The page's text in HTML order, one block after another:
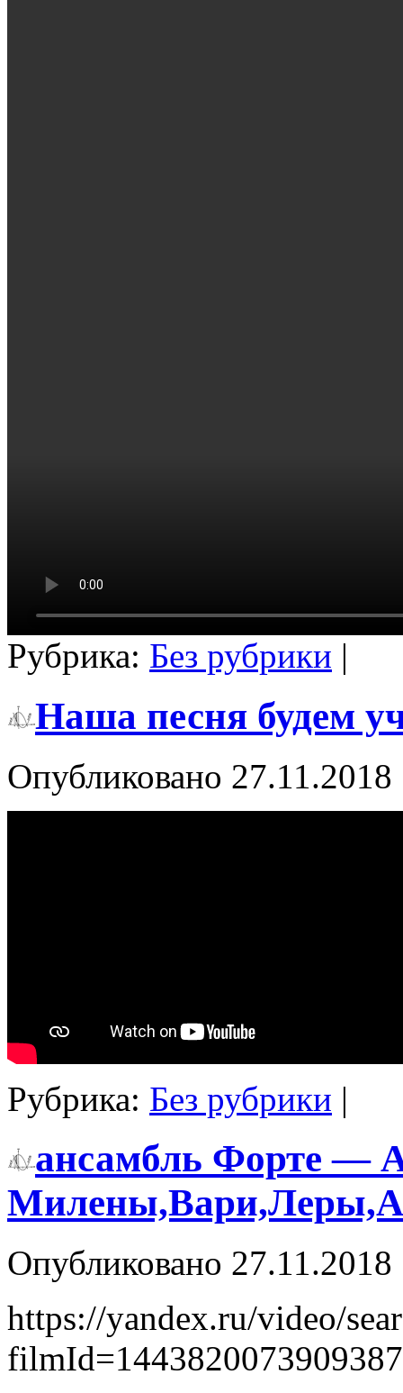
Рубрика: Без рубрики |
Наша песня будем
Опубликовано 27.11.2018
Рубрика: Без рубрики |
ансамбль Форте —
Опубликовано 27.11.2018
https://yandex.ru/video/